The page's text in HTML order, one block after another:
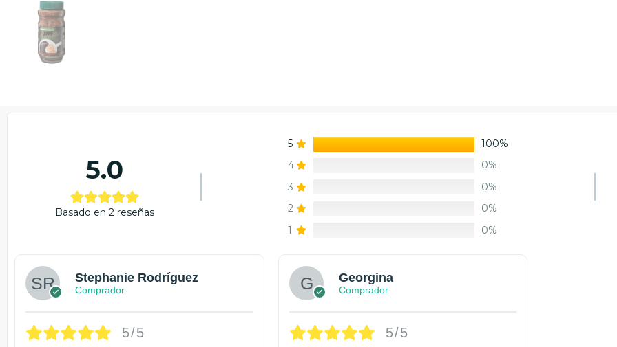
5.0
Basado en 2 reseñas
5
100%
4
0%
3
0%
2
0%
1
0%
Stephanie Rodríguez
Comprador
5/5
Georgina
Comprador
5/5